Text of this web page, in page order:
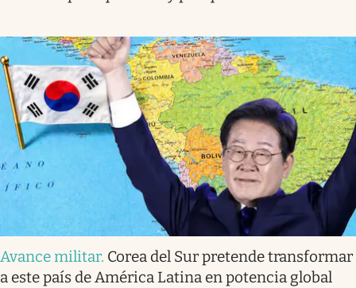
Avance militar. Corea del Sur pretende transformar
a este país de América Latina en potencia global